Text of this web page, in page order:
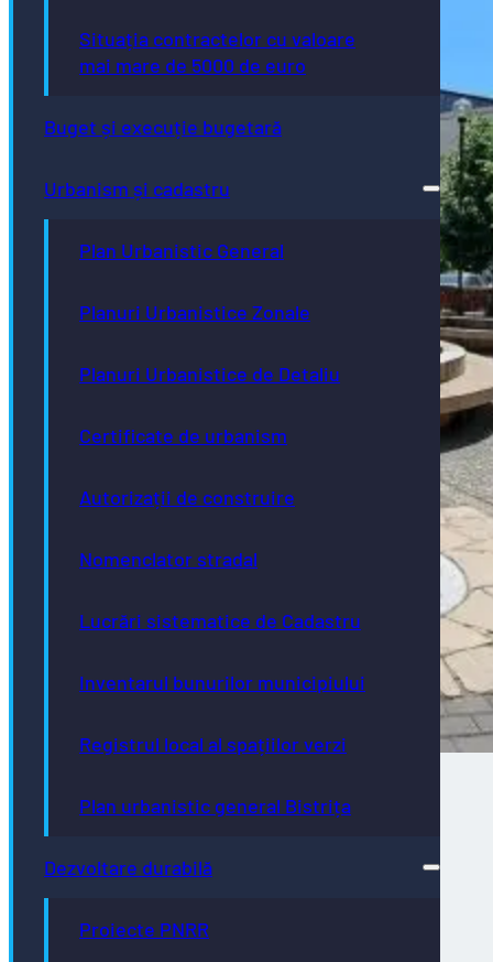
Situația contractelor cu valoare
mai mare de 5000 de euro
Buget și execuție bugetară
Urbanism și cadastru
Plan Urbanistic General
Planuri Urbanistice Zonale
Planuri Urbanistice de Detaliu
Certificate de urbanism
Autorizații de construire
Nomenclator stradal
Lucrări sistematice de Cadastru
Inventarul bunurilor municipiului
Registrul local al spațiilor verzi
Plan urbanistic general Bistrița
Dezvoltare durabilă
Proiecte PNRR
Direcţia de Infrastructură și Servicii –
intervenții programate în săptămâna
02.08.2026 – 07.08.2026